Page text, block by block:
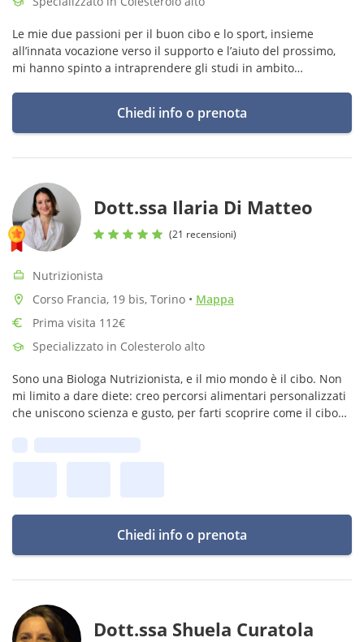
Le mie due passioni per il buon cibo e lo sport, insieme
all’innata vocazione verso il supporto e l’aiuto del prossimo,
mi hanno spinto a intraprendere gli studi in ambito
Chiedi info o prenota
Dott.ssa Ilaria Di Matteo
(21 recensioni)
Nutrizionista
Corso Francia, 19 bis, Torino • Mappa
Prima visita 112€
Specializzato in Colesterolo alto
Sono una Biologa Nutrizionista, e il mio mondo è il cibo. Non
mi limito a dare diete: creo percorsi alimentari personalizzati
che uniscono scienza e gusto, per farti scoprire come il cibo
Chiedi info o prenota
Dott.ssa Shuela Curatola